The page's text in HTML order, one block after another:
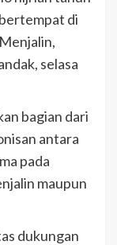
di
selasa
bagian dari
antara
pada
maupun
dukungan